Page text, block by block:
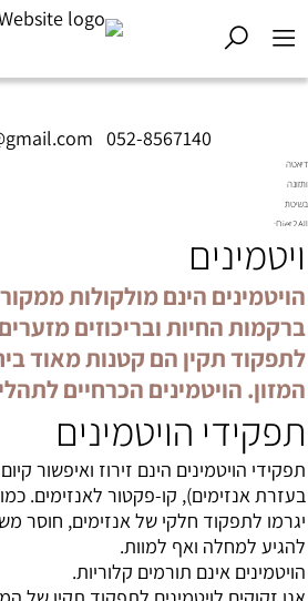
052-8567140
דיאטה
ותזונה
בשיטת
Diet2All:
שמאחורי
המושלם.
ויטמינים
הויטמינים הינם מולקולות
ברקמות החיות ובריכוזים
לתפקוד תקין הם קטנות מאוד
המזון. הויטמינים הכרחיים
תפקידי הויטמינים
תפקידי הויטמינים הינם זירוז ואיפשור
בעזרת אנזימים), קו-פקטור לאנזימים.
יגרמו לתפקוד חלקי של אנזימים, חוסר
להגיע למחלה ואף למוות.
הויטמינים אינם תורמים קלוריות.